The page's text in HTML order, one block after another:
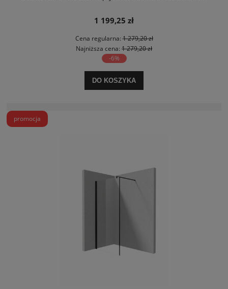
1 199,25 zł
Cena regularna:1 279,20 zł
Najniższa cena: 1 279,20 zł
-6%
DO KOSZYKA
promocja